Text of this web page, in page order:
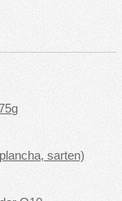
sarten)